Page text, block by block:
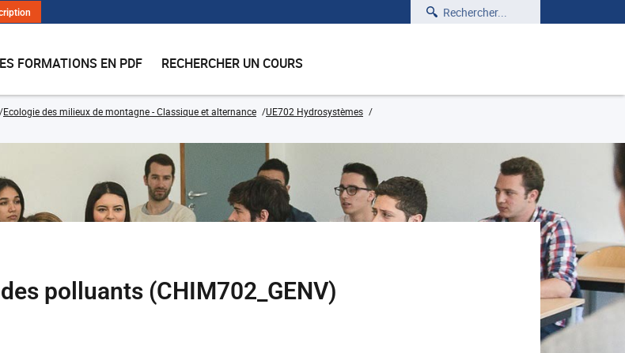
Rechercher
FORMATIONS EN PDF RECHERCHER UN COURS
Ecologie des milieux de montagne - Classique et alternance
UE702 Hydrosystèmes
polluants (CHIM702_GENV)